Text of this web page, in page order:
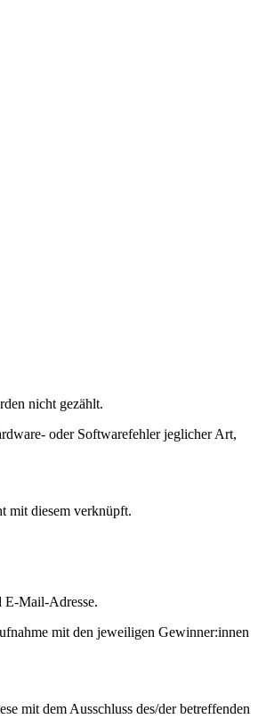
nicht gezählt.
oder Softwarefehler jeglicher Art,
mit diesem verknüpft.
E-Mail-Adresse.
mit den jeweiligen Gewinner:innen
mit dem Ausschluss des/der betreffenden